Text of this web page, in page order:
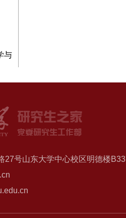
与
27号山东大学中心校区明德楼